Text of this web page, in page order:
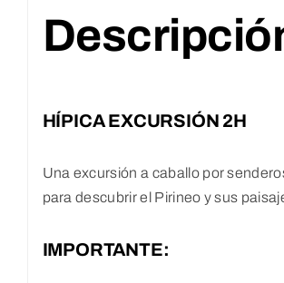
HÍPICA EXCURSIÓN 2H
Una excursión a caballo por
para descubrir el Pirineo y sus
IMPORTANTE: